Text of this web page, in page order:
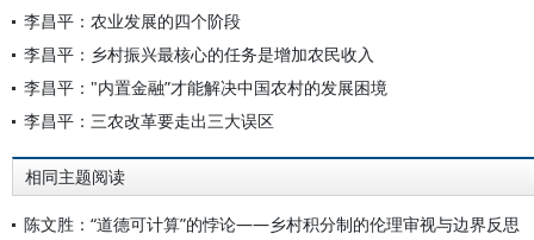
李昌平：农业发展的四个阶段
李昌平：乡村振兴最核心的任务是增加农民收入
李昌平："内置金融”才能解决中国农村的发展困境
李昌平：三农改革要走出三大误区
相同主题阅读
陈文胜：“道德可计算”的悖论——乡村积分制的伦理审视与边界反思